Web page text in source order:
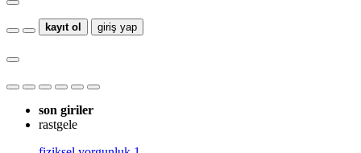
kayıt ol giriş yap
son giriler
rastgele